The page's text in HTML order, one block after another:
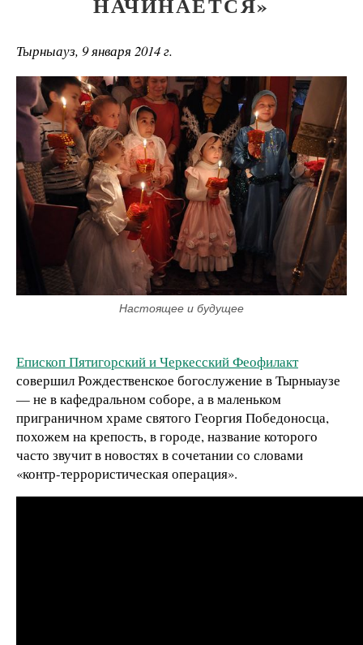
Тырныауз, 9 января 2014 г.
Настоящее и будущее
Епископ Пятигорский и Черкесский Феофилакт
совершил Рождественское богослужение в Тырныаузе
— не в кафедральном соборе, а в маленьком
приграничном храме святого Георгия Победоносца,
похожем на крепость, в городе, название которого
часто звучит в новостях в сочетании со словами
«контр-террористическая операция».